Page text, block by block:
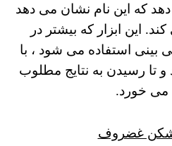
که این نام نشان می دهد
این ابزار که بیشتر در
بینی استفاده می شود ، با
تا رسیدن به نتایج مطلوب
می خورد.